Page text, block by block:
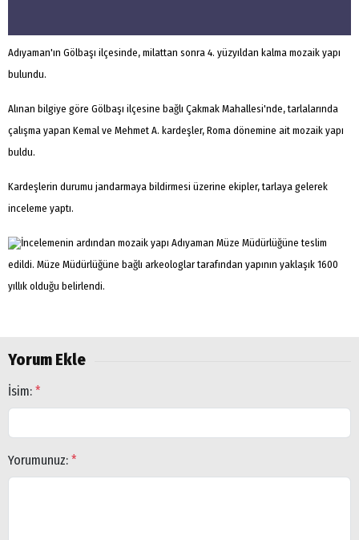
Adıyaman'ın Gölbaşı ilçesinde, milattan sonra 4. yüzyıldan kalma mozaik yapı
bulundu.
Alınan bilgiye göre Gölbaşı ilçesine bağlı Çakmak Mahallesi'nde, tarlalarında
çalışma yapan Kemal ve Mehmet A. kardeşler, Roma dönemine ait mozaik yapı
buldu.
Kardeşlerin durumu jandarmaya bildirmesi üzerine ekipler, tarlaya gelerek
inceleme yaptı.
İncelemenin ardından mozaik yapı Adıyaman Müze Müdürlüğüne teslim
edildi. Müze Müdürlüğüne bağlı arkeologlar tarafından yapının yaklaşık 1600
yıllık olduğu belirlendi.
Yorum Ekle
İsim: *
Yorumunuz: *